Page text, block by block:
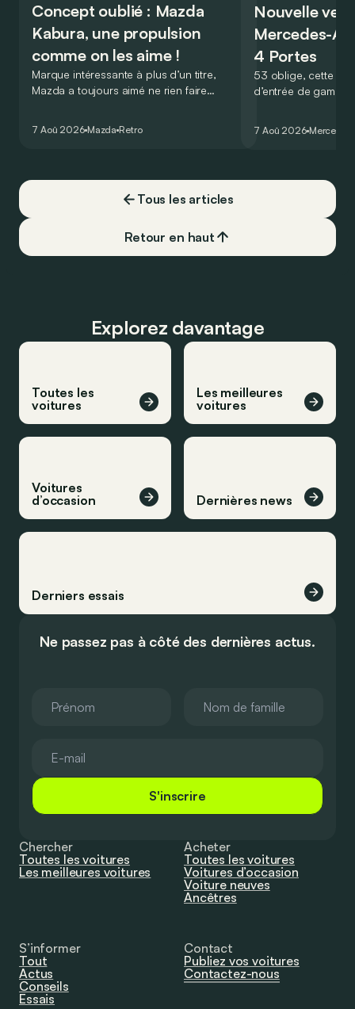
Concept oublié : Mazda
Kabura, une propulsion
comme on les aime !
Marque intéressante à plus d’un titre,
Mazda a toujours aimé ne rien faire
de la plus belle des manières…
7 Aoû 2026 Mazda Retro
Nouvelle
Mercedes-
4 Portes
53 oblige, cette
d’entrée de
moins…
7 Aoû 2026 Mercedes
Tous les articles
Retour en haut
Explorez davantage
Toutes les
voitures
Les meilleures
voitures
Voitures
d’occasion
Dernières news
Derniers essais
Ne passez pas à côté des dernières actus.
S'inscrire
Chercher
Toutes les voitures
Les meilleures voitures
Acheter
Toutes les voitures
Voitures d’occasion
Voiture neuves
Ancêtres
S’informer
Tout
Actus
Conseils
Essais
Contact
Publiez vos voitures
Contactez-nous